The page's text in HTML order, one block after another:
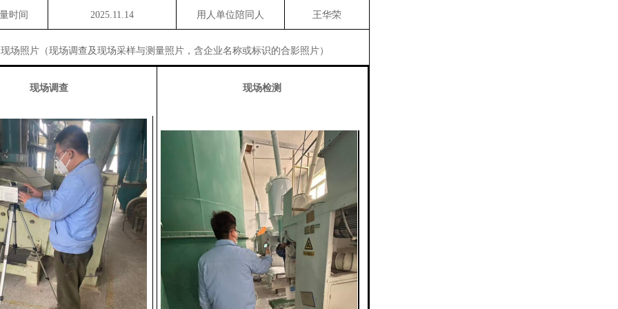
时间 2025.11.14 用人单位陪同人 王华荣
现场照片（现场调查及现场采样与测量照片，含企业名称或标识的合影照片）
现场调查 现场检测